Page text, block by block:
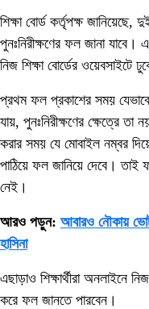
শিক্ষা বোর্ড কর্তৃপক্ষ
পুনঃনিরীক্ষণের ফল জানা
নিজ শিক্ষা বোর্ডের ওয়েবসাইটে
প্রথম ফল প্রকাশের সময়
যায়, পুনঃনিরীক্ষণের ক্ষেত্রে তা
করার সময় যে মোবাইল নম্বর
পাঠিয়ে ফল জানিয়ে দেবে।
নেই।
আরও পড়ুন: আবারও নৌকায়
হাসিনা
এছাড়াও শিক্ষার্থীরা অনলাইনে
করে ফল জানতে পারবেন।